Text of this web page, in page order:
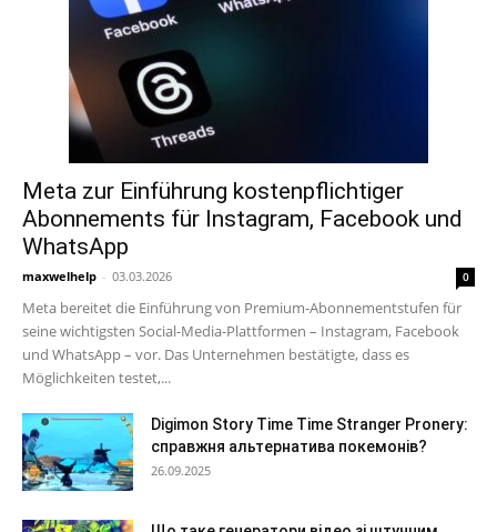
Meta zur Einführung kostenpflichtiger
Abonnements für Instagram, Facebook und
WhatsApp
maxwelhelp - 03.03.2026 0
Meta bereitet die Einführung von Premium-Abonnementstufen für
seine wichtigsten Social-Media-Plattformen – Instagram, Facebook
und WhatsApp – vor. Das Unternehmen bestätigte, dass es
Möglichkeiten testet,...
Digimon Story Time Time Stranger Pronery:
справжня альтернатива покемонів?
26.09.2025